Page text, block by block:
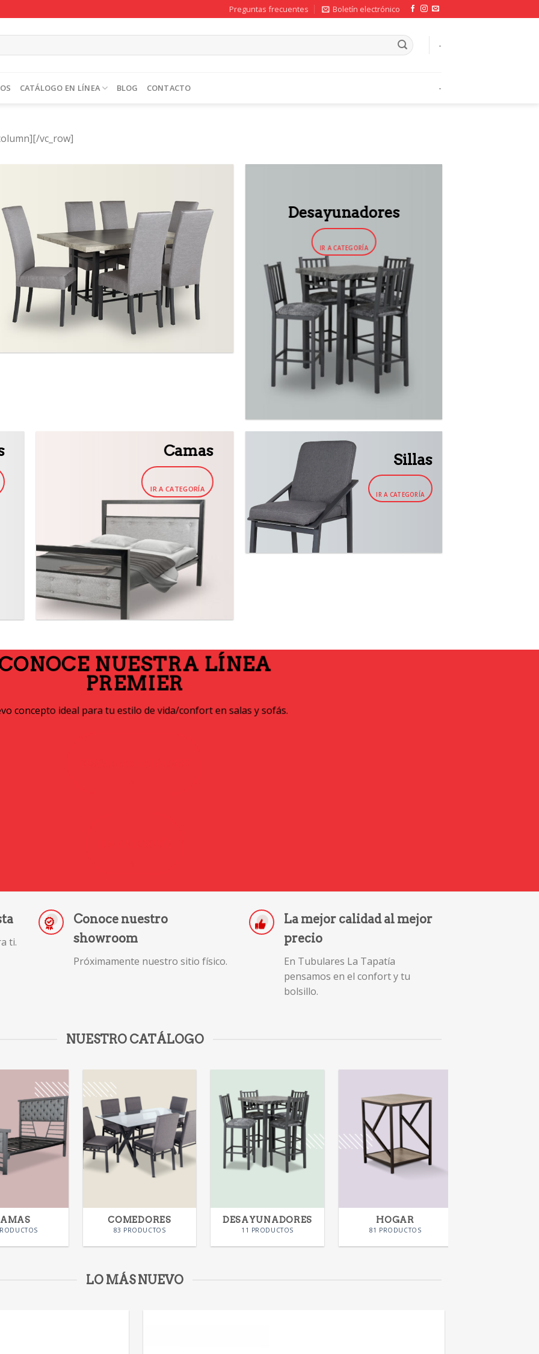
Preguntas frecuentes Boletín electrónico
-
CATÁLOGO EN LÍNEA BLOG CONTACTO -
vc_row]
Desayunadores
IR A CATEGORÍA
Camas
IR A CATEGORÍA
Sillas
IR A CATEGORÍA
NUESTRA LÍNEA
PREMIER
concepto ideal para tu estilo de vida/confort en salas y sofás.
ti.
Conoce nuestro
showroom
Próximamente nuestro sitio físico.
La mejor calidad al mejor
precio
En Tubulares La Tapatía
pensamos en el confort y tu
bolsillo.
NUESTRO CATÁLOGO
COMEDORES
83 PRODUCTOS
DESAYUNADORES
11 PRODUCTOS
HOGAR
81 PRODUCTOS
LO MÁS NUEVO